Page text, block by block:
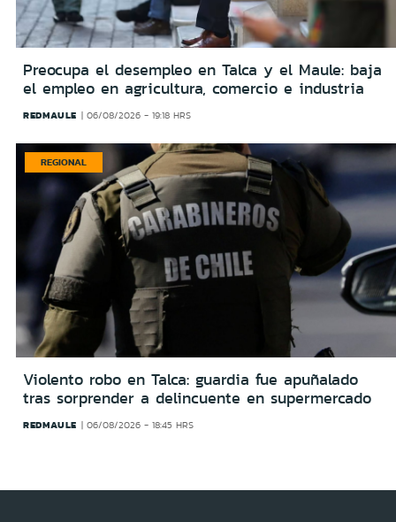
Preocupa el desempleo en Talca y el Maule: baja
el empleo en agricultura, comercio e industria
REDMAULE 06/08/2026 - 19:18 HRS
REGIONAL
Violento robo en Talca: guardia fue apuñalado
tras sorprender a delincuente en supermercado
REDMAULE 06/08/2026 - 18:45 HRS